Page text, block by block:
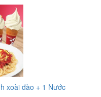
xoài đào + 1 Nước